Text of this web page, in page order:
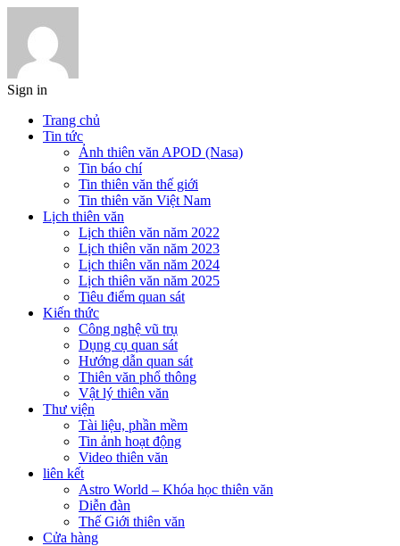
Sign in
Trang chủ
Tin tức
Ảnh thiên văn APOD (Nasa)
Tin báo chí
Tin thiên văn thế giới
Tin thiên văn Việt Nam
Lịch thiên văn
Lịch thiên văn năm 2022
Lịch thiên văn năm 2023
Lịch thiên văn năm 2024
Lịch thiên văn năm 2025
Tiêu điểm quan sát
Kiến thức
Công nghệ vũ trụ
Dụng cụ quan sát
Hướng dẫn quan sát
Thiên văn phổ thông
Vật lý thiên văn
Thư viện
Tài liệu, phần mềm
Tin ảnh hoạt động
Video thiên văn
liên kết
Astro World – Khóa học thiên văn
Diễn đàn
Thế Giới thiên văn
Cửa hàng